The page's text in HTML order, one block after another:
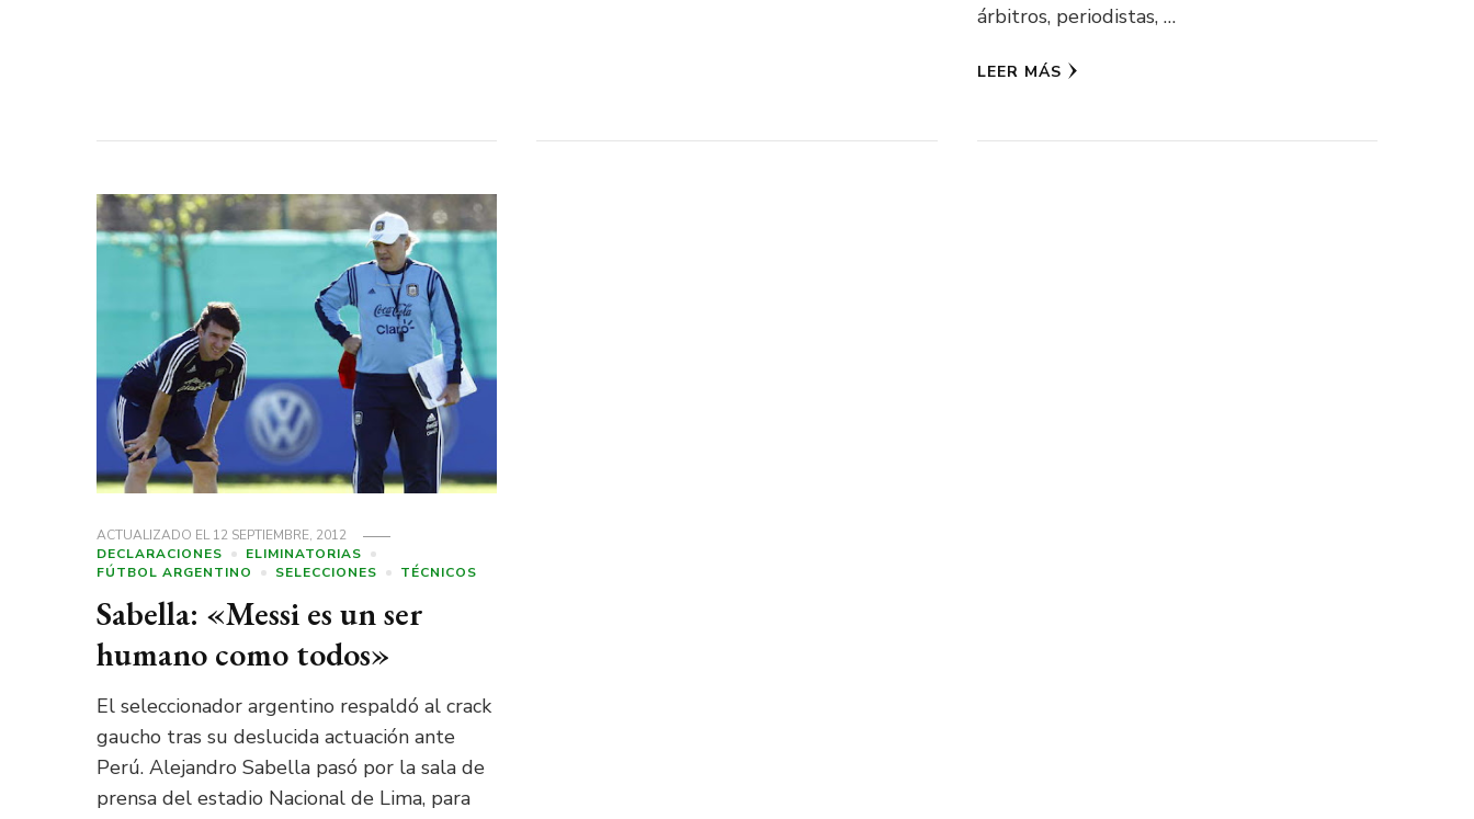
árbitros, periodistas, …
LEER MÁS
ACTUALIZADO EL12 SEPTIEMBRE, 2012
DECLARACIONES
ELIMINATORIAS
FÚTBOL ARGENTINO
SELECCIONES TÉCNICOS
Sabella: «Messi es un ser
humano como todos»
El seleccionador argentino respaldó al crack
gaucho tras su deslucida actuación ante
Perú. Alejandro Sabella pasó por la sala de
prensa del estadio Nacional de Lima, para